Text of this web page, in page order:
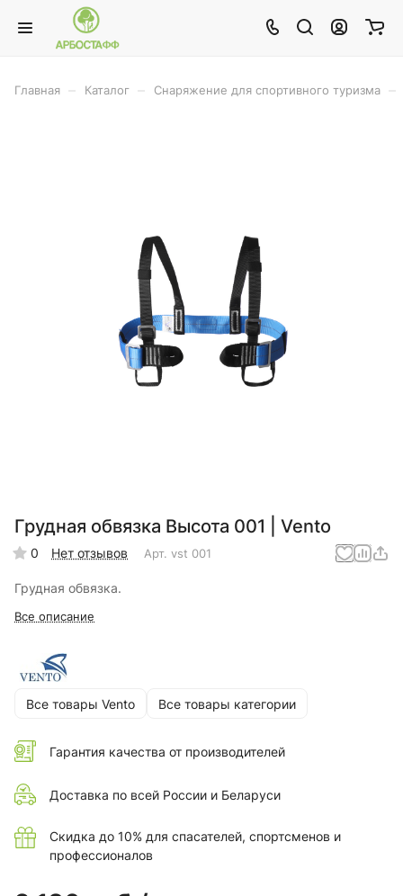
Главная Каталог Снаряжение для спортивного туризма
Грудная обвязка Высота 001 | Vento
0 Нет отзывов Арт. vst 001
Грудная обвязка.
Все описание
Все товары Vento Все товары категории
Гарантия качества от производителей
Доставка по всей России и Беларуси
Скидка до 10% для спасателей, спортсменов и
профессионалов